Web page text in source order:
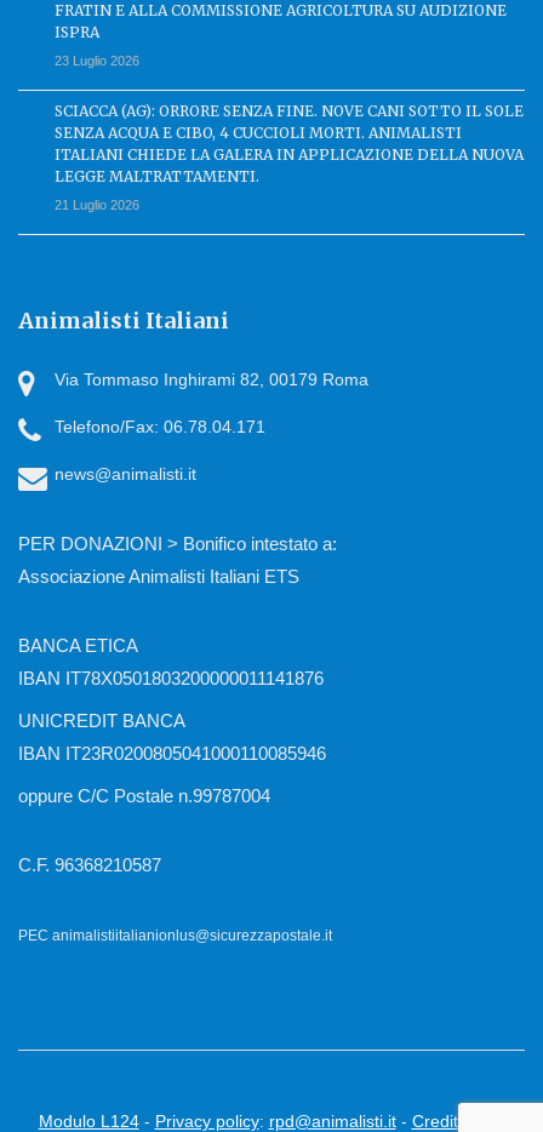
FRATIN E ALLA COMMISSIONE AGRICOLTURA SU AUDIZIONE
ISPRA
23 Luglio 2026
SCIACCA (AG): ORRORE SENZA FINE. NOVE CANI SOTTO IL SOLE
SENZA ACQUA E CIBO, 4 CUCCIOLI MORTI. ANIMALISTI
ITALIANI CHIEDE LA GALERA IN APPLICAZIONE DELLA NUOVA
LEGGE MALTRATTAMENTI.
21 Luglio 2026
Animalisti Italiani
Via Tommaso Inghirami 82, 00179 Roma
Telefono/Fax: 06.78.04.171
news@animalisti.it
PER DONAZIONI > Bonifico intestato a:
Associazione Animalisti Italiani ETS
BANCA ETICA
IBAN IT78X0501803200000011141876
UNICREDIT BANCA
IBAN IT23R0200805041000110085946
oppure C/C Postale n.99787004
C.F. 96368210587
PEC animalistiitalianionlus@sicurezzapostale.it
Modulo L124- Privacy policy: rpd@animalisti.it- Credits